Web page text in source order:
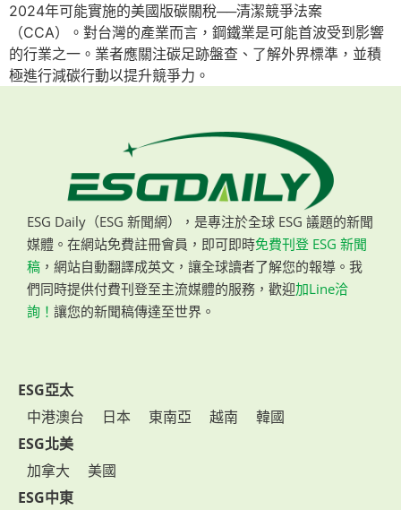
2024年可能實施的美國版碳關稅──清潔競爭法案
（CCA）。對台灣的產業而言，鋼鐵業是可能首波受到影響
的行業之一。業者應關注碳足跡盤查、了解外界標準，並積
極進行減碳行動以提升競爭力。
ESG Daily（ESG 新聞網），是專注於全球 ESG 議題的新聞
媒體。在網站免費註冊會員，即可即時免費刊登 ESG 新聞
稿 ，網站自動翻譯成英文，讓全球讀者了解您的報導。我
們同時提供付費刊登至主流媒體的服務，歡迎加Line洽
詢！ 讓您的新聞稿傳達至世界。
ESG亞太
中港澳台
日本 東南亞 越南
韓國
ESG北美
加拿大
美國
ESG中東